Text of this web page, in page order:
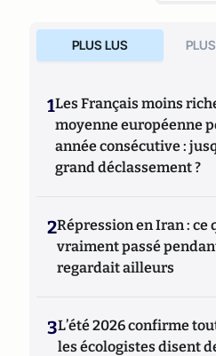
PLUS LUS
1Les Français moins
moyenne européenne
année consécutive :
grand déclassement ?
2Répression en Iran : ce
vraiment passé
regardait ailleurs
3L’été 2026 confirme
les écologistes disent